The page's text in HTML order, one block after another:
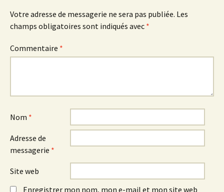
Votre adresse de messagerie ne sera pas publiée. Les
champs obligatoires sont indiqués avec *
Commentaire *
Nom *
Adresse de
messagerie *
Site web
Enregistrer mon nom, mon e-mail et mon site web